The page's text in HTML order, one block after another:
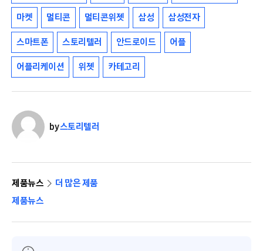
마켓 멀티콘 멀티콘위젯 삼성 삼성전자
스마트폰 스토리텔러 안드로이드 어플
어플리케이션 위젯 카테고리
by스토리텔러
제품뉴스
더 많은 제품
제품뉴스